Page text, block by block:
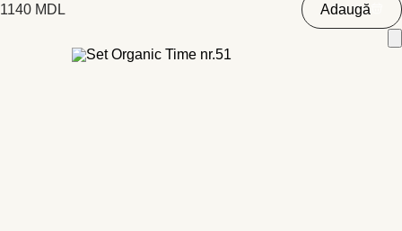
1140 MDL Adaugă